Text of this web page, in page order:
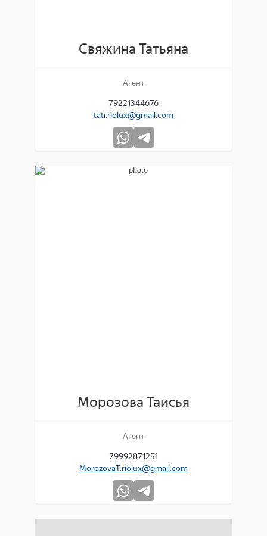
Свяжина Татьяна
Агент
79221344676
tati.riolux@gmail.com
Морозова Таисья
Агент
79992871251
MorozovaT.riolux@gmail.com